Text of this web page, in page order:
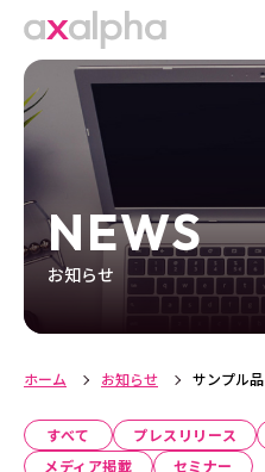
NEWS
お知らせ
ホーム お知らせ サンプル品
すべて プレスリリース
メディア掲載
セミナー